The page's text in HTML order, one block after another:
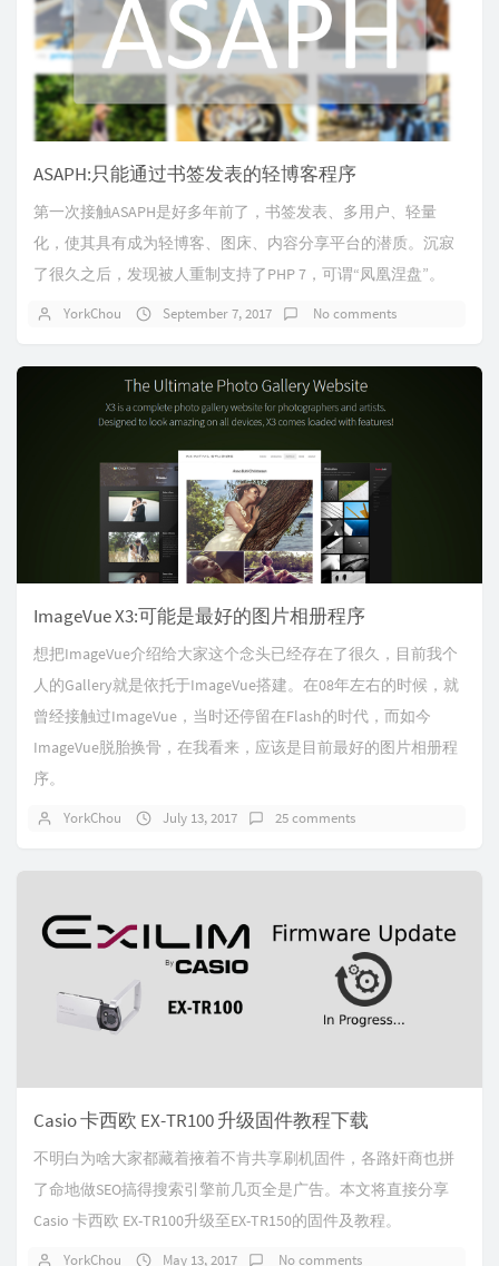
ASAPH:只能通过书签发表的轻博客程序
第一次接触ASAPH是好多年前了，书签发表、多用户、轻量
化，使其具有成为轻博客、图床、内容分享平台的潜质。沉寂
了很久之后，发现被人重制支持了PHP 7，可谓“凤凰涅盘”。
YorkChou September 7, 2017 No comments
ImageVue X3:可能是最好的图片相册程序
想把ImageVue介绍给大家这个念头已经存在了很久，目前我个
人的Gallery就是依托于ImageVue搭建。在08年左右的时候，就
曾经接触过ImageVue，当时还停留在Flash的时代，而如今
ImageVue脱胎换骨，在我看来，应该是目前最好的图片相册程
序。
YorkChou July 13, 2017 25 comments
Casio 卡西欧 EX-TR100 升级固件教程下载
不明白为啥大家都藏着掖着不肯共享刷机固件，各路奸商也拼
了命地做SEO搞得搜索引擎前几页全是广告。本文将直接分享
Casio 卡西欧 EX-TR100升级至EX-TR150的固件及教程。
YorkChou May 13, 2017 No comments